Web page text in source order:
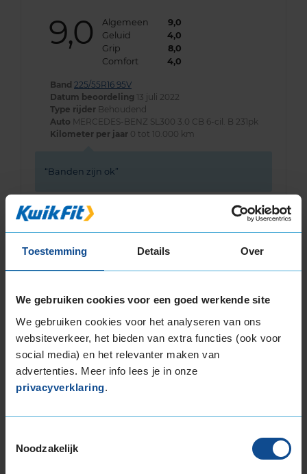
Toestemming Details Over
We gebruiken cookies voor een goed werkende site
We gebruiken cookies voor het analyseren van ons
websiteverkeer, het bieden van extra functies (ook voor
social media) en het relevanter maken van
advertenties. Meer info lees je in onze
privacyverklaring.
Noodzakelijk
9,0 Algemeen
9,0
Geluid
4,0
Grip
8,0
Comfort
4,0
Band 225/55R16 95V
Datum beoordeling 13 juli 2022
Type rijder Behoudend
Auto MERCEDES-BENZ SL300 3.0 CB 6-cil. B 231pk
Kilometer per jaar 0 tot 10.000 km
Banden zijn ok
Bandenmontagepakketten
bandenmaat omvang (inch)
Montage Veilig & Zeker
€ 40,-